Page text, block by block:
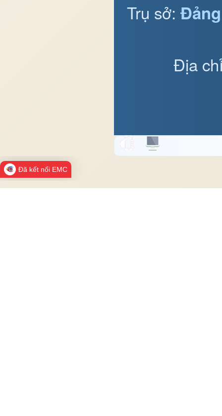
Trụ sở:
Địa
Đã kết nối EMC